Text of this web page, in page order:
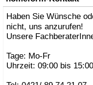
Haben Sie Wünsche
nicht, uns anzurufen!
Unsere
Tage: Mo-Fr
Uhrzeit: 09:00 bis